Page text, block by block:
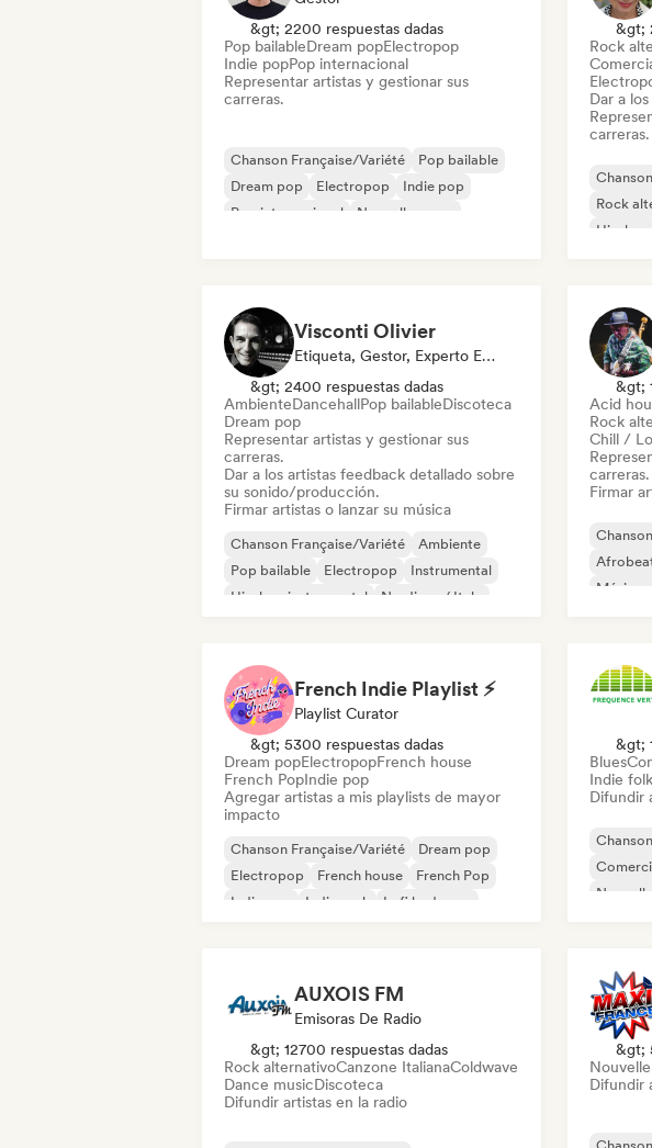
&gt; 2200 respuestas dadas
Pop bailableDream popElectropop
Indie popPop internacional
Representar artistas y gestionar sus
carreras.
Chanson Française/Variété
Pop bailable
Dream pop
Electropop
Indie pop
Pop internacional
Nouvelle scene
&gt;
Rock
Dar a
carreras.
Rock
Hip-hop
Visconti Olivier
Etiqueta, Gestor, Experto En Sonido
&gt; 2400 respuestas dadas
AmbienteDancehallPop bailableDiscoteca
Dream pop
Representar artistas y gestionar sus
carreras.
Dar a los artistas feedback detallado sobre
su sonido/producción.
Firmar artistas o lanzar su música
Chanson Française/Variété
Ambiente
Pop bailable
Electropop
Instrumental
Hip-hop instrumental
Nu-disco / Italo
&gt;
Acid
Rock
Chill /
carreras.
Firmar
Música
French Indie Playlist ⚡
Playlist Curator
&gt; 5300 respuestas dadas
Dream popElectropopFrench house
French PopIndie pop
Agregar artistas a mis playlists de mayor
impacto
Chanson Française/Variété
Dream pop
Electropop
French house
French Pop
Indie pop
Indie rock Lofi bedroom
&gt;
Blues
Indie folk
Difundir
Nouvelle
AUXOIS FM
Emisoras De Radio
&gt; 12700 respuestas dadas
Rock alternativoCanzone ItalianaColdwave
Dance musicDiscoteca
Difundir artistas en la radio
&gt;
Difundir